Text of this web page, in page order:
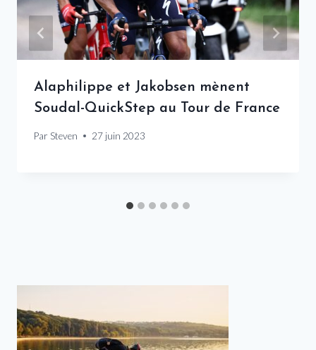
Alaphilippe et Jakobsen mènent
Soudal-QuickStep au Tour de France
Par Steven 27 juin 2023